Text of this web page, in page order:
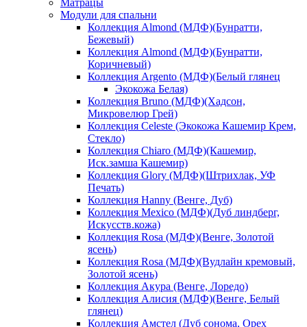
Матрацы
Модули для спальни
Коллекция Almond (МДФ)(Бунратти,
Бежевый)
Коллекция Almond (МДФ)(Бунратти,
Коричневый)
Коллекция Argento (МДФ)(Белый глянец
Экокожа Белая)
Коллекция Bruno (МДФ)(Хадсон,
Микровелюр Грей)
Коллекция Celeste (Экокожа Кашемир Крем,
Стекло)
Коллекция Chiaro (МДФ)(Кашемир,
Иск.замша Кашемир)
Коллекция Glory (МДФ)(Штрихлак, УФ
Печать)
Коллекция Hanny (Венге, Дуб)
Коллекция Mexico (МДФ)(Дуб линдберг,
Искусств.кожа)
Коллекция Rosa (МДФ)(Венге, Золотой
ясень)
Коллекция Rosa (МДФ)(Вудлайн кремовый,
Золотой ясень)
Коллекция Акура (Венге, Лоредо)
Коллекция Алисия (МДФ)(Венге, Белый
глянец)
Коллекция Амстел (Дуб сонома, Орех